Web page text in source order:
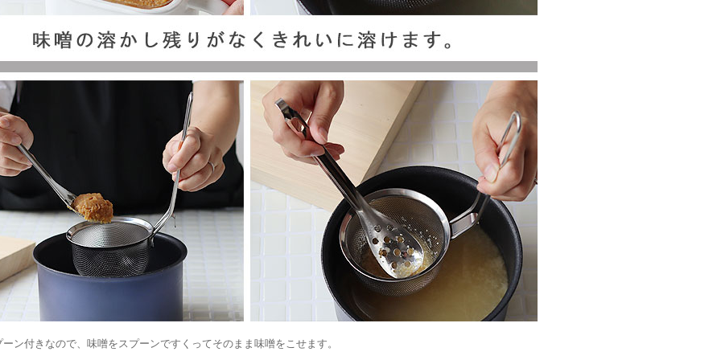
ン付きなので、味噌をスプーンですくってそのまま味噌をこせます。